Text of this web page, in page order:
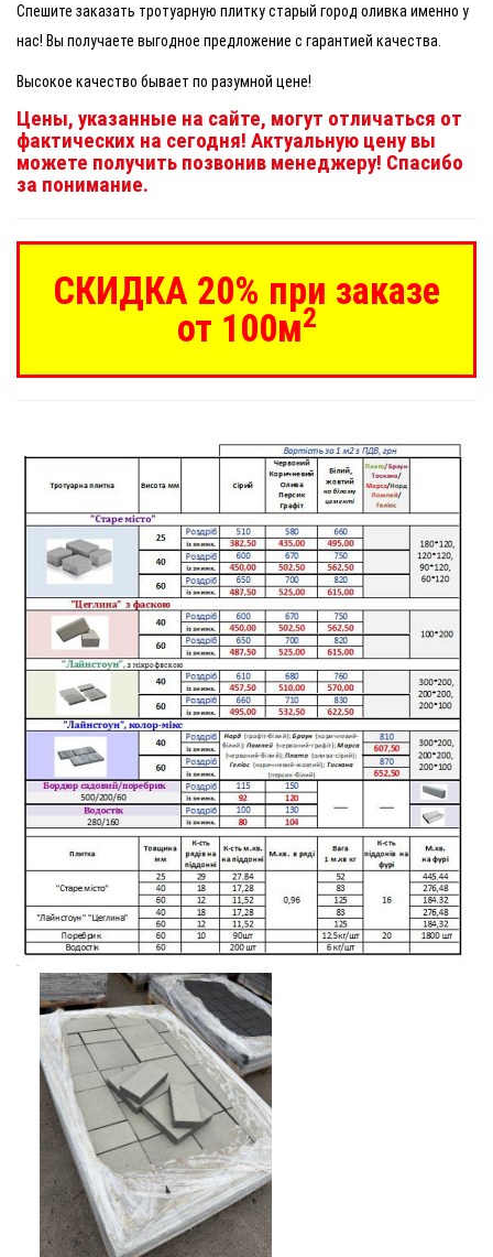
Спешите заказать тротуарную плитку старый город оливка именно у
нас! Вы получаете выгодное предложение с гарантией качества.
Высокое качество бывает по разумной цене!
Цены, указанные на сайте, могут отличаться от
фактических на сегодня! Актуальную цену вы
можете получить позвонив менеджеру! Спасибо
за понимание.
СКИДКА 20% при заказе
от 100м2